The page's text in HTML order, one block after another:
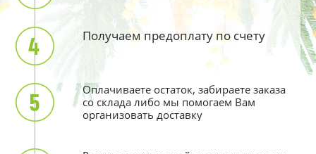
Получаем предоплату по счету
Оплачиваете остаток, забираете заказа
со склада либо мы помогаем Вам
организовать доставку